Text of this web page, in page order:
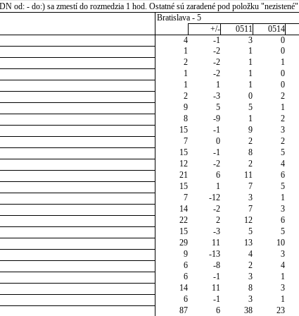
od: - do:) sa zmestí do rozmedzia 1 hod. Ostatné sú zaradené pod položku "nezistené"
Bratislava - 5
+/-
0511 0514
4 -1 3 0
1 -2 1 0
2 -2 1 1
1 -2 1 0
1 1 1 0
2 -3 0 2
9 5 5 1
8 -9 1 2
15 -1 9 3
7 0 2 2
15 -1 8 5
12 -2 2 4
21 6 11 6
15 1 7 5
7 -12 3 1
14 -2 7 3
22 2 12 6
15 -3 5 5
29 11 13 10
9 -13 4 3
6 -8 2 4
6 -1 3 1
14 11 8 3
6 -1 3 1
87 6 38 23